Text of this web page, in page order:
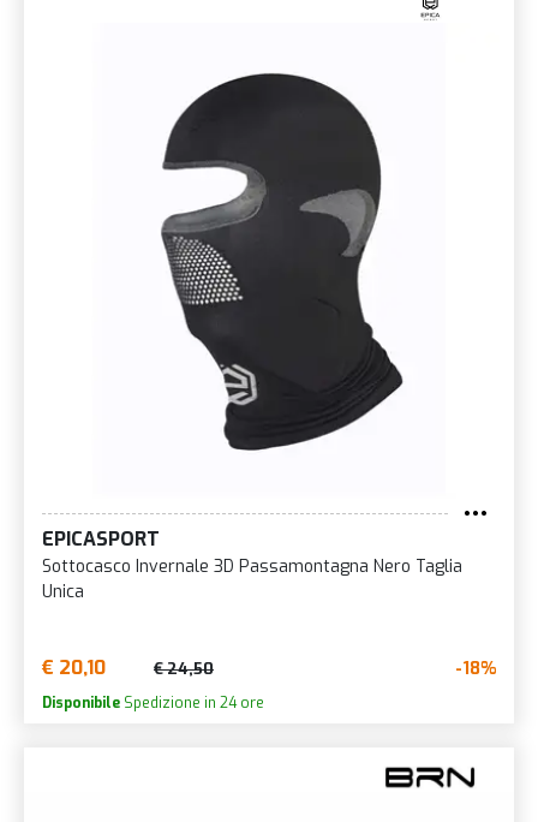
EPICASPORT
Sottocasco Invernale 3D Passamontagna Nero Taglia
Unica
€ 20,10 € 24,50 -18%
Disponibile Spedizione in 24 ore